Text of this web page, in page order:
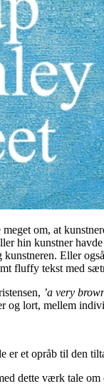
om, at
hin kunstner
Eller
fluffy tekst med
’a very
og lort, mellem
er et opråb til den
dette værk tale